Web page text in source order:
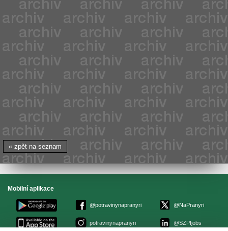
« zpět na seznam
Mobilní aplikace
@potravinynapranyri
potravinynapranyri
@NaPranyri
@SZPIjobs